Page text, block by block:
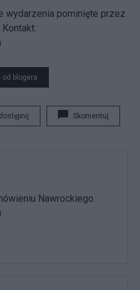
wydarzenia pominięte przez
od blogera
Skomentuj
Nawrockiego.